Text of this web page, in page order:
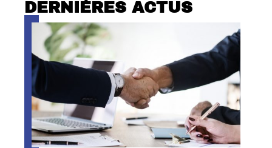
DERNIÈRES ACTUS